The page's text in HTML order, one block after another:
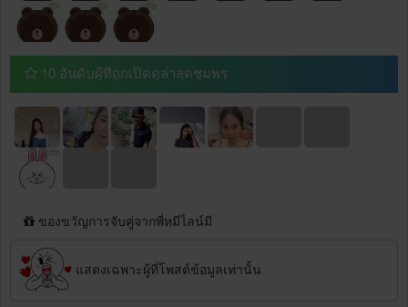
10 อันดับผู้ที่ถูกเปิดดูล่าสุดชุมพร
ของขวัญการจับคู่จากพี่หมีไลน์มี
แสดงเฉพาะผู้ที่โพสต์ข้อมูลเท่านั้น